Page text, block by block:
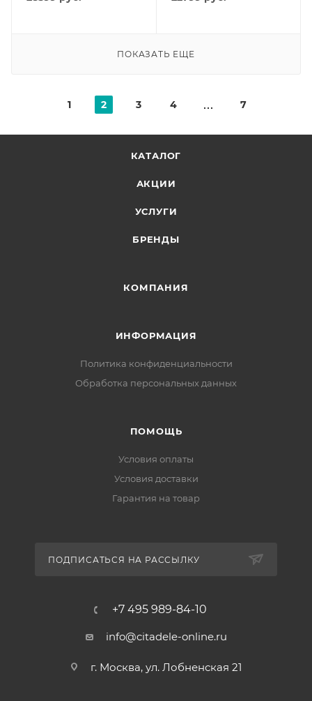
матовый
ПОКАЗАТЬ ЕЩЕ
1 2 3 4 7
КАТАЛОГ
АКЦИИ
УСЛУГИ
БРЕНДЫ
КОМПАНИЯ
ИНФОРМАЦИЯ
Политика конфиденциальности
Обработка персональных данных
ПОМОЩЬ
Условия оплаты
Условия доставки
Гарантия на товар
ПОДПИСАТЬСЯ НА РАССЫЛКУ
+7 495 989-84-10
info@citadele-online.ru
г. Москва, ул. Лобненская 21